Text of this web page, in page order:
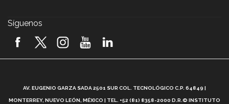
2026! (video)
¿Cómo es el Modelo Educativo Tec? (video)
Síguenos
AV. EUGENIO GARZA SADA 2501 SUR COL. TECNOLÓGICO C.P. 64849 |
MONTERREY, NUEVO LEÓN, MÉXICO | TEL. +52 (81) 8358-2000 D.R.© INSTITUTO